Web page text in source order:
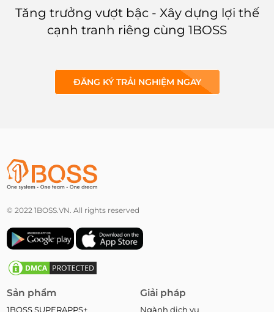
Tăng trưởng vượt bậc - Xây dựng lợi thế
cạnh tranh riêng cùng 1BOSS
ĐĂNG KÝ TRẢI NGHIỆM NGAY
© 2022 1BOSS.VN. All rights reserved
Sản phẩm
1BOSS SUPERAPPS+
Giải pháp
Ngành dịch vụ